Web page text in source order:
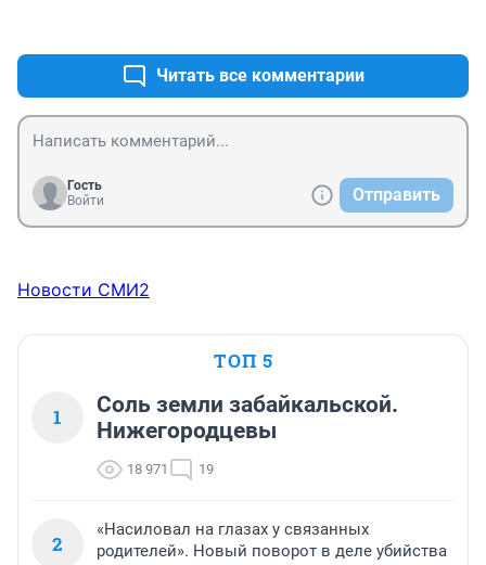
Читать все комментарии
Гость
Войти
Отправить
Новости СМИ2
ТОП 5
1
Соль земли забайкальской.
Нижегородцевы
18 971 19
2
«Насиловал на глазах у связанных
родителей». Новый поворот в деле убийства